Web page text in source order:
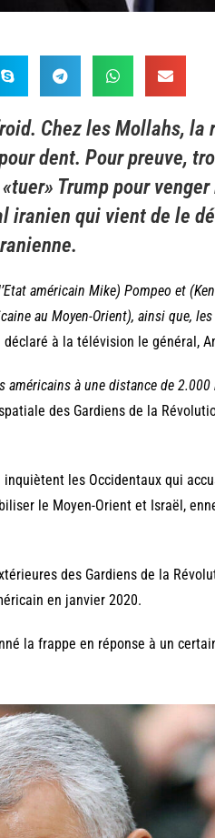
Chez les Mollahs, la
dent. Pour preuve,
Trump pour
iranien qui vient de le
américain Mike) Pompeo et
au Moyen-Orient), ainsi que,
déclaré à la télévision le général,
américains à une distance de 2.000
des Gardiens de la
les Occidentaux qui
le Moyen-Orient et Israël,
des Gardiens de la
en janvier 2020.
la frappe en réponse à un